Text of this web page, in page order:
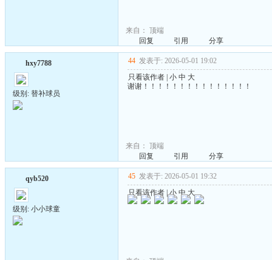
来自： 顶端
回复
引用 分享
hxy7788
级别: 替补球员
44 发表于: 2026-05-01 19:02
只看该作者 小 中 大
谢谢！！！！！！！！！！！！！！！
来自： 顶端
回复
引用 分享
qyb520
级别: 小小球童
45 发表于: 2026-05-01 19:32
只看该作者 |小 中 大